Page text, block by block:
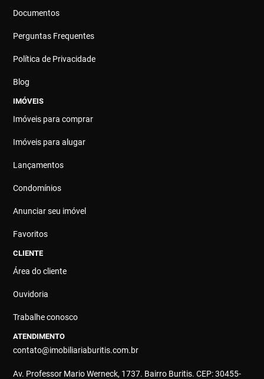
Documentos
Perguntas Frequentes
Política de Privacidade
Blog
IMÓVEIS
Imóveis para comprar
Imóveis para alugar
Lançamentos
Condomínios
Anunciar seu imóvel
Favoritos
CLIENTE
Área do cliente
Ouvidoria
Trabalhe conosco
ATENDIMENTO
contato@imobiliariaburitis.com.br
Av. Professor Mario Werneck, 1737. Bairro Buritis. CEP: 30455-